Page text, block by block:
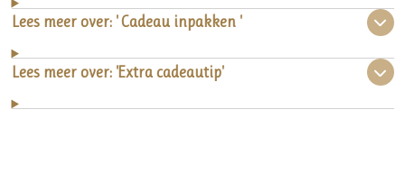
Lees meer over: ' Cadeau inpakken '
Lees meer over: 'Extra cadeautip'